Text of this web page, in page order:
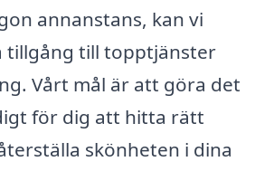
annanstans, kan vi
tillgång till topptjänster
Vårt mål är att göra det
för dig att hitta rätt
skönheten i dina